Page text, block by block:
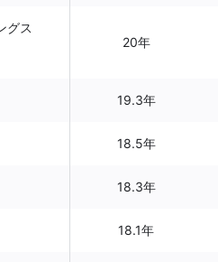
グス
20年
19.3年
18.5年
18.3年
18.1年